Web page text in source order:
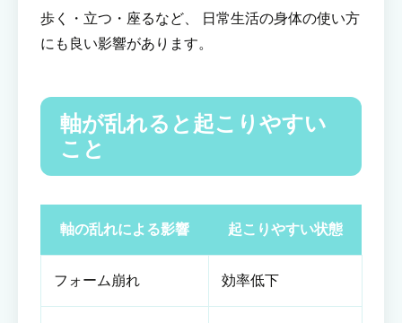
歩く・立つ・座るなど、 日常生活の身体の使い方
にも良い影響があります。
軸が乱れると起こりやすい
こと
軸の乱れによる影響 起こりやすい状態
フォーム崩れ 効率低下